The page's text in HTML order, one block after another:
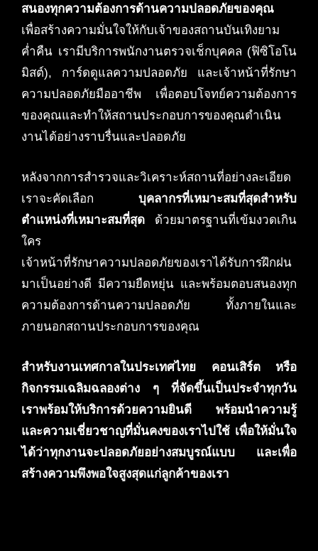
สนองทุกความต้องการด้านความปลอดภัยของคุณ
เพื่อสร้างความมั่นใจให้กับเจ้าของสถานบันเทิงยาม
ค่ำคืน เรามีบริการพนักงานตรวจเช็กบุคคล (ฟิซิโอโน
มิสต์), การ์ดดูแลความปลอดภัย และเจ้าหน้าที่รักษา
ความปลอดภัยมืออาชีพ เพื่อตอบโจทย์ความต้องการ
ของคุณและทำให้สถานประกอบการของคุณดำเนิน
งานได้อย่างราบรื่นและปลอดภัย
หลังจากการสำรวจและวิเคราะห์สถานที่อย่างละเอียด
เราจะคัดเลือก บุคลากรที่เหมาะสมที่สุดสำหรับ
ตำแหน่งที่เหมาะสมที่สุด ด้วยมาตรฐานที่เข้มงวดเกิน
ใคร
เจ้าหน้าที่รักษาความปลอดภัยของเราได้รับการฝึกฝน
มาเป็นอย่างดี มีความยืดหยุ่น และพร้อมตอบสนองทุก
ความต้องการด้านความปลอดภัย ทั้งภายในและ
ภายนอกสถานประกอบการของคุณ
สำหรับงานเทศกาลในประเทศไทย คอนเสิร์ต หรือ
กิจกรรมเฉลิมฉลองต่าง ๆ ที่จัดขึ้นเป็นประจำทุกวัน
เราพร้อมให้บริการด้วยความยินดี พร้อมนำความรู้
และความเชี่ยวชาญที่มั่นคงของเราไปใช้ เพื่อให้มั่นใจ
ได้ว่าทุกงานจะปลอดภัยอย่างสมบูรณ์แบบ และเพื่อ
สร้างความพึงพอใจสูงสุดแก่ลูกค้าของเรา